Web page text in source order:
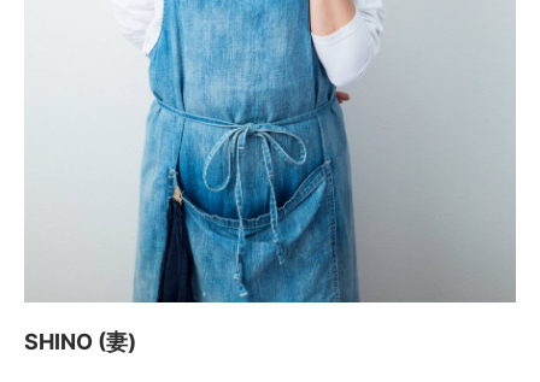
SHINO (妻)